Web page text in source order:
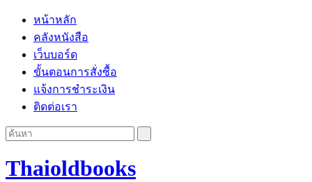
หน้าหลัก
คลังหนังสือ
เว็บบอร์ด
ขั้นตอนการสั่งซื้อ
แจ้งการชำระเงิน
ติดต่อเรา
Thaioldbooks